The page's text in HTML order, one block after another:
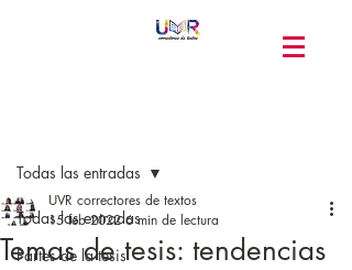
Todas las entradas
Partes de la tesis
Todas las entradas
Temas de tesis: tendencias
UVR correctores de textos
15 feb 2022 6 min de lectura